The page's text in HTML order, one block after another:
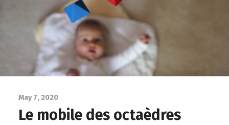
May 7, 2020
Le mobile des octaèdres